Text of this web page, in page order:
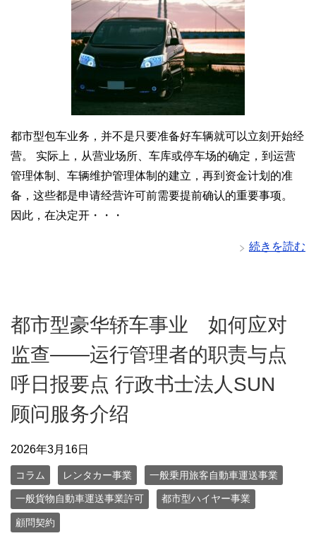
都市型包车业务，并不是只要准备好车辆就可以立刻开始经
营。 实际上，从营业场所、车库或停车场的确定，到运营
管理体制、车辆维护管理体制的建立，再到资金计划的准
备，这些都是申请经营许可前需要提前确认的重要事项。
因此，在决定开・・・
続きを読む
都市型豪华轿车事业 如何应对
监查——运行管理者的职责与点
呼日报要点 行政书士法人SUN
顾问服务介绍
2026年3月16日
コラム レンタカー事業 一般乗用旅客自動車運送事業
一般貨物自動車運送事業許可 都市型ハイヤー事業
顧問契約